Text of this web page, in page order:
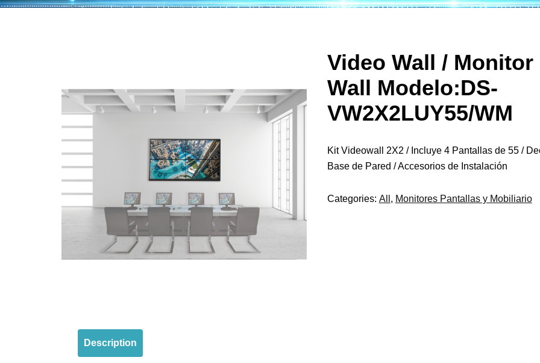
Video Wall / Monitor
Wall Modelo:DS-
VW2X2LUY55/WM
Kit Videowall 2X2 / Incluye 4 Pantallas de 55 /
Base de Pared / Accesorios de Instalación
Categories: All , Monitores Pantallas y Mobiliario
Description